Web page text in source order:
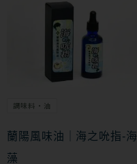
調味料・油
蘭陽風味油｜海之吮指-海
藻